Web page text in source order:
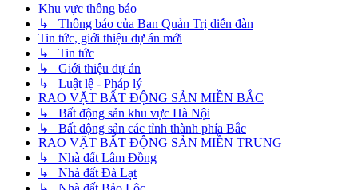
Khu vực thông báo
↳ Thông báo của Ban Quản Trị diễn đàn
Tin tức, giới thiệu dự án mới
↳ Tin tức
↳ Giới thiệu dự án
↳ Luật lệ - Pháp lý
RAO VẶT BẤT ĐỘNG SẢN MIỀN BẮC
↳ Bất động sản khu vực Hà Nội
↳ Bất động sản các tỉnh thành phía Bắc
RAO VẶT BẤT ĐỘNG SẢN MIỀN TRUNG
↳ Nhà đất Lâm Đồng
↳ Nhà đất Đà Lạt